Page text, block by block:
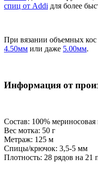
спиц от Addi для более
При вязании объемных
4.50мм или даже 5.00мм.
Информация от
Состав: 100% мериносовая
Вес мотка: 50 г
Метраж: 125 м
Спицы/крючок: 3,5-5 мм
Плотность: 28 рядов на 21